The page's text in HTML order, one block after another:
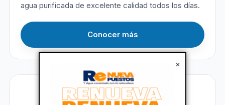
×
agua purificada de excelente calidad todos los días.
Conocer más